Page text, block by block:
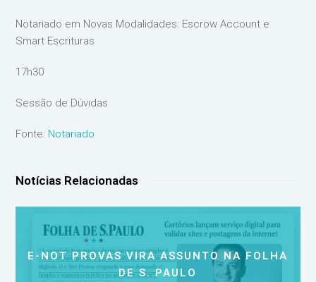
Notariado em Novas Modalidades: Escrow Account e
Smart Escrituras
17h30
Sessão de Dúvidas
Fonte: Notariado
Notícias Relacionadas
E-NOT PROVAS VIRA ASSUNTO NA FOLHA
DE S. PAULO